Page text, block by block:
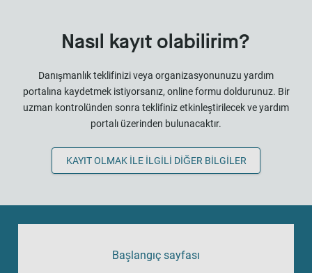
Nasıl kayıt olabilirim?
Danışmanlık teklifinizi veya organizasyonunuzu yardım
portalına kaydetmek istiyorsanız, online formu doldurunuz. Bir
uzman kontrolünden sonra teklifiniz etkinleştirilecek ve yardım
portalı üzerinden bulunacaktır.
KAYIT OLMAK ILE ILGILI DIĞER BILGILER
Başlangıç sayfası